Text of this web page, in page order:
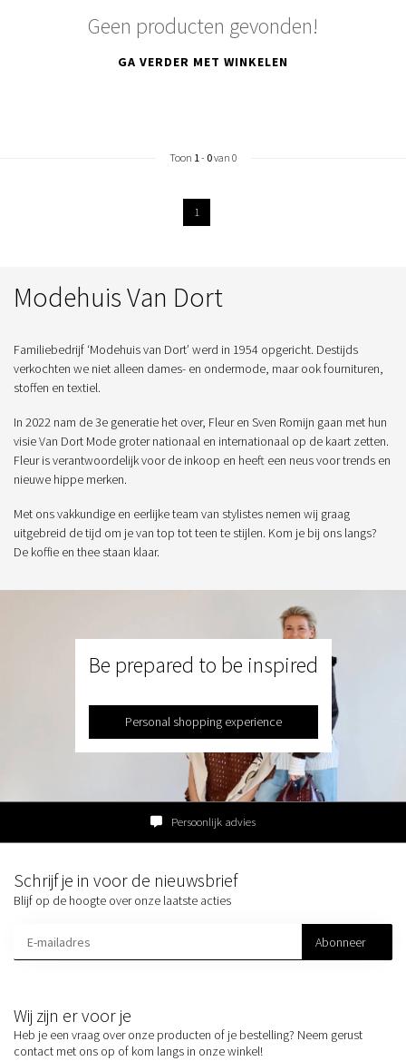
Geen producten gevonden!
GA VERDER MET WINKELEN
Toon 1- 0van 0
1
Modehuis Van Dort
Familiebedrijf ‘Modehuis van Dort’ werd in 1954 opgericht. Destijds
verkochten we niet alleen dames- en ondermode, maar ook fournituren,
stoffen en textiel.
In 2022 nam de 3e generatie het over, Fleur en Sven Romijn gaan met hun
visie Van Dort Mode groter nationaal en internationaal op de kaart zetten.
Fleur is verantwoordelijk voor de inkoop en heeft een neus voor trends en
nieuwe hippe merken.
Met ons vakkundige en eerlijke team van stylistes nemen wij graag
uitgebreid de tijd om je van top tot teen te stijlen. Kom je bij ons langs?
De koffie en thee staan klaar.
Be prepared to be inspired
Personal shopping experience
Persoonlijk advies
Wij zijn er voor je
Heb je een vraag over onze producten of je bestelling? Neem gerust
contact met ons op of kom langs in onze winkel!
Schrijf je in voor de nieuwsbrief
Blijf op de hoogte over onze laatste acties
Abonneer